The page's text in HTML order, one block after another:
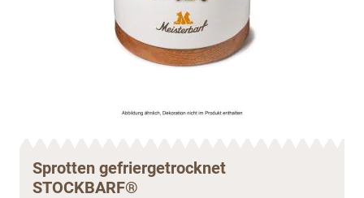
Sprotten gefriergetrocknet
STOCKBARF®